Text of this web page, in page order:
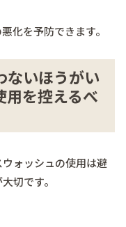
化を予防できます。
ないほうがい
用を控えるべ
ォッシュの使用は避
切です。